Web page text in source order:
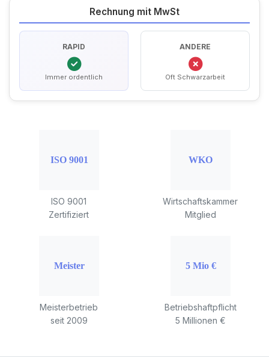
Rechnung mit MwSt
RAPID
Immer ordentlich
ANDERE
Oft Schwarzarbeit
ISO 9001
Zertifiziert
Wirtschaftskammer
Mitglied
Meisterbetrieb
seit 2009
Betriebshaftpflicht
5 Millionen €